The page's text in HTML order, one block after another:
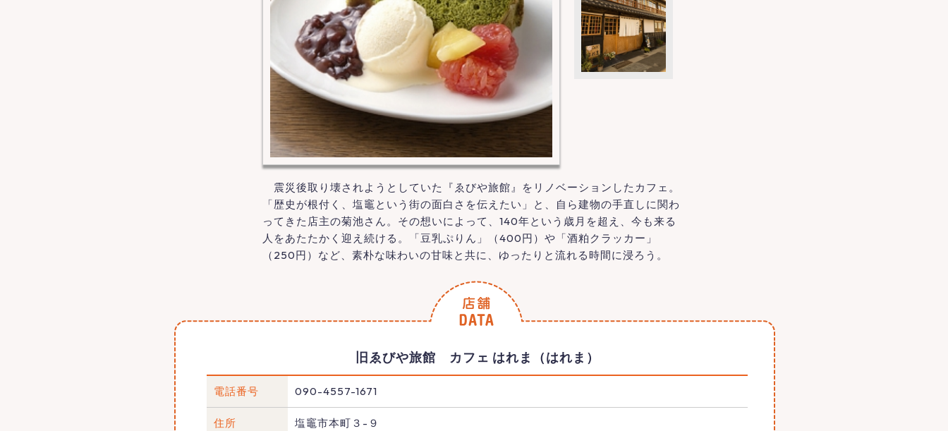
震災後取り壊されようとしていた『ゑびや旅館』をリノベーションしたカフェ。
「歴史が根付く、塩竈という街の面白さを伝えたい」と、自ら建物の手直しに関わ
ってきた店主の菊池さん。その想いによって、140年という歳月を超え、今も来る
人をあたたかく迎え続ける。「豆乳ぷりん」（400円）や「酒粕クラッカー」
（250円）など、素朴な味わいの甘味と共に、ゆったりと流れる時間に浸ろう。
旧ゑびや旅館 カフェ はれま（はれま）
電話番号 090-4557-1671
住所 塩竈市本町３-９